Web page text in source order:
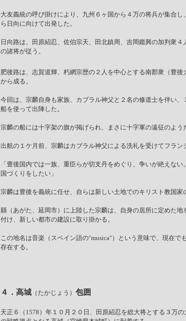
大友義統の呼び掛けにより、九州６ヶ国から４万の将兵が集合
ら日向に向けて出発した。
日向路は、田原紹忍、佐伯宗天、田北鎮周、吉岡鑑興の加判衆
の諸将が従う。
肥後路は、志賀道輝、朽網宗歴の２人を中心とする南郡衆（豊後
から成る。
今回は、宗麟自身も家族、カブラル神父と２名の修道士を伴い、
船を使って出陣した。
宗麟の船には十字架の旗が掲げられ、まさに十字軍の遠征のよう
出航の１ケ月前、宗麟はカブラル神父による洗礼を受けてフラン
「豊後国内では一族、重臣らが切支丹をめぐり、争いが絶えな
国づくりをしたい」
宗麟は豊後を義統に任せ、自らは新しい土地でのキリスト教国家
縣（あがた、延岡市）に上陸した宗麟は、自身の居所に定めた地
付け、新しい都市の建設に取り掛かる。
この地名は音楽（スペイン語の"musica"）という意味で、現在で
存在する。
４．高城 （たかじょう） 包囲
天正６（1578）年１０月２０日、田原紹忍を総大将とする３万